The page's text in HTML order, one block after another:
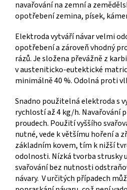
navařování na zemní a
opotřebenízemina, písek,
Elektroda vytváří návar velmi
opotřebení a zároveň vhodný
rázů. Je složena převážně z
v austeniticko-eutektické
minimálně 40 %. Odolná proti
Snadno použitelná elektroda s
rychlostí až 4 kg/h. Navařování
proudech. Použití vyššího
nutné, vede k většímu hoření a
základním kovem, tím k nižší
odolnosti. Nízká tvorba strusky
svařování bez nutnosti
návary. V určitých případech